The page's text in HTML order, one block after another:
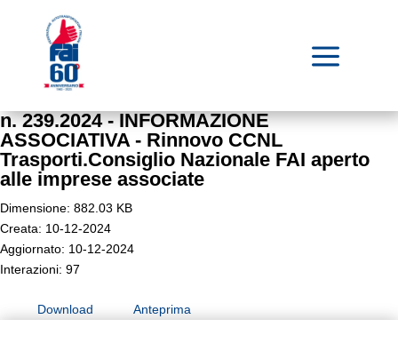
a
n. 239.2024 - INFORMAZIONE
ASSOCIATIVA - Rinnovo CCNL
Trasporti.Consiglio Nazionale FAI aperto
alle imprese associate
Dimensione: 882.03 KB
Creata: 10-12-2024
Aggiornato: 10-12-2024
Interazioni: 97
Download Anteprima